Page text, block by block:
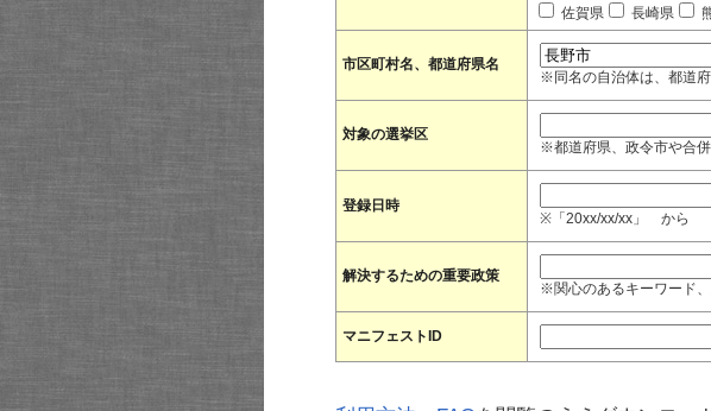
佐賀県
長崎県
市区町村名、都道府県名
※同名の自治体は、都道
対象の選挙区
※都道府県、政令市や合
登録日時
※「20xx/xx/xx」 から 「
解決するための重要政策
※関心のあるキーワード、
マニフェストID